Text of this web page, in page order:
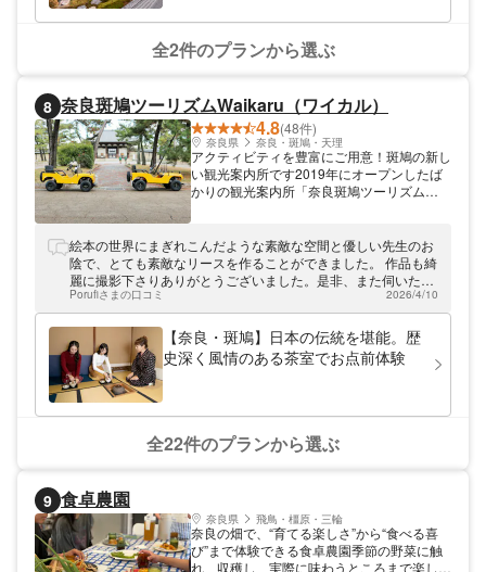
全2件のプランから選ぶ
8 奈良斑鳩ツーリズムWaikaru（ワイカル）
4.8(48件)
奈良県 奈良・斑鳩・天理
アクティビティを豊富にご用意！斑鳩の新し
い観光案内所です2019年にオープンしたば
かりの観光案内所「奈良斑鳩ツーリズム
ティビティを取り揃えております。レンタサ
イクルもご用意しておりますので、斑鳩町・
法隆寺周辺の観光の際にはぜひお立ち寄りく
絵本の世界にまぎれこんだような素敵な空間と優しい先生のお
陰で、とても素敵なリースを作ることができました。 作品も綺
麗に撮影下さりありがとうございました。是非、また伺いたい
です。
Porufiさまの口コミ 2026/4/10
【奈良・斑鳩】日本の伝統を堪能。歴
史深く風情のある茶室でお点前体験
全22件のプランから選ぶ
9 食卓農園
奈良県 飛鳥・橿原・三輪
奈良の畑で、“育てる楽しさ”から“食べる喜
び”まで体験できる食卓農園季節の野菜に触
れ、収穫し、実際に味わうところまで楽しめ